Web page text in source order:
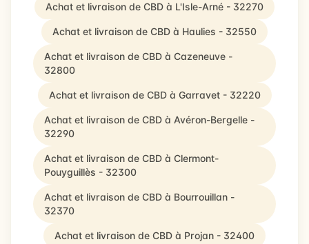
Achat et livraison de CBD à L'Isle-Arné - 32270
Achat et livraison de CBD à Haulies - 32550
Achat et livraison de CBD à Cazeneuve -
32800
Achat et livraison de CBD à Garravet - 32220
Achat et livraison de CBD à Avéron-Bergelle -
32290
Achat et livraison de CBD à Clermont-
Pouyguillès - 32300
Achat et livraison de CBD à Bourrouillan -
32370
Achat et livraison de CBD à Projan - 32400